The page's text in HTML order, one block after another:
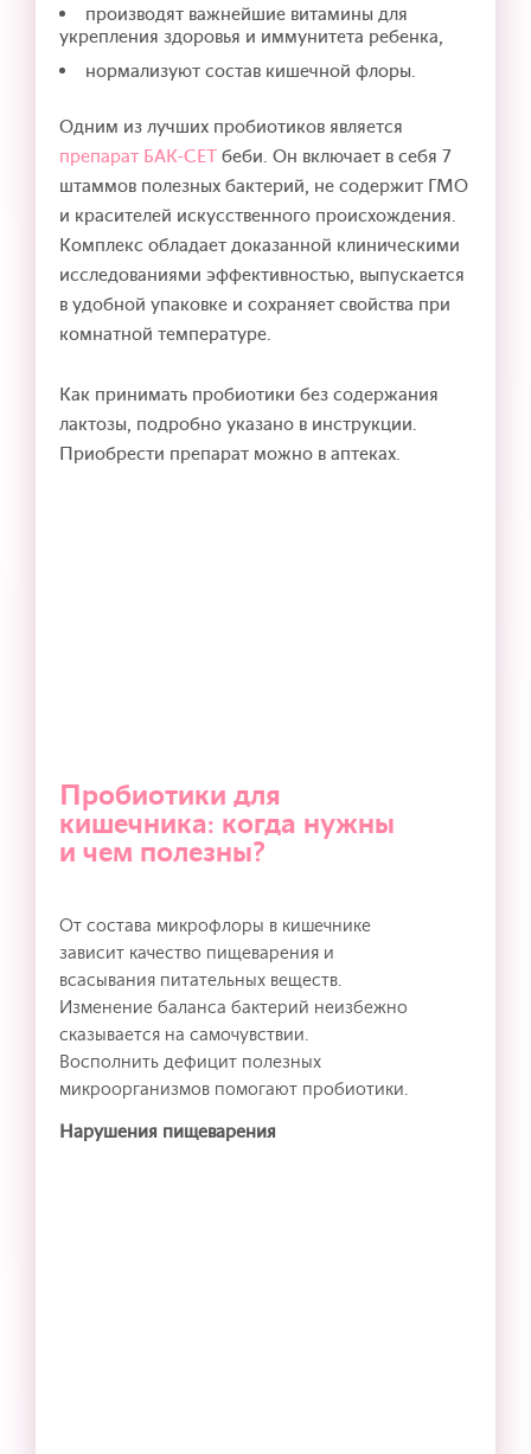
производят важнейшие витамины для
укрепления здоровья и иммунитета ребенка,
нормализуют состав кишечной флоры.
Одним из лучших пробиотиков является
препарат БАК-СЕТ беби. Он включает в себя 7
штаммов полезных бактерий, не содержит ГМО
и красителей искусственного происхождения.
Комплекс обладает доказанной клиническими
исследованиями эффективностью, выпускается
в удобной упаковке и сохраняет свойства при
комнатной температуре.
Как принимать пробиотики без содержания
лактозы, подробно указано в инструкции.
Приобрести препарат можно в аптеках.
Пробиотики для
кишечника: когда нужны
и чем полезны?
От состава микрофлоры в кишечнике
зависит качество пищеварения и
всасывания питательных веществ.
Изменение баланса бактерий неизбежно
сказывается на самочувствии.
Восполнить дефицит полезных
микроорганизмов помогают пробиотики.
Нарушения пищеварения